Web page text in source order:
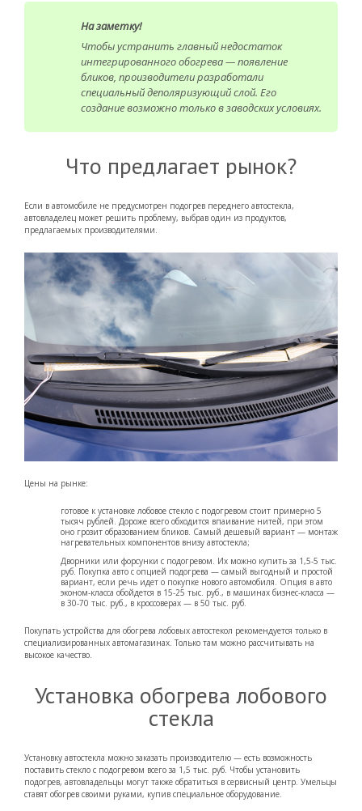
На заметку!
Чтобы устранить главный недостаток
интегрированного обогрева — появление
бликов, производители разработали
специальный деполяризующий слой. Его
создание возможно только в заводских условиях.
Что предлагает рынок?
Если в автомобиле не предусмотрен подогрев переднего автостекла,
автовладелец может решить проблему, выбрав один из продуктов,
предлагаемых производителями.
Цены на рынке:
готовое к установке лобовое стекло с подогревом стоит примерно 5
тысяч рублей. Дороже всего обходится впаивание нитей, при этом
оно грозит образованием бликов. Самый дешевый вариант — монтаж
нагревательных компонентов внизу автостекла;
Дворники или форсунки с подогревом. Их можно купить за 1,5-5 тыс.
руб. Покупка авто с опцией подогрева — самый выгодный и простой
вариант, если речь идет о покупке нового автомобиля. Опция в авто
эконом-класса обойдется в 15-25 тыс. руб., в машинах бизнес-класса —
в 30-70 тыс. руб., в кроссоверах — в 50 тыс. руб.
Покупать устройства для обогрева лобовых автостекол рекомендуется только в
специализированных автомагазинах. Только там можно рассчитывать на
высокое качество.
Установка обогрева лобового
стекла
Установку автостекла можно заказать производителю — есть возможность
поставить стекло с подогревом всего за 1,5 тыс. руб. Чтобы установить
подогрев, автовладельцы могут также обратиться в сервисный центр. Умельцы
ставят обогрев своими руками, купив специальное оборудование.